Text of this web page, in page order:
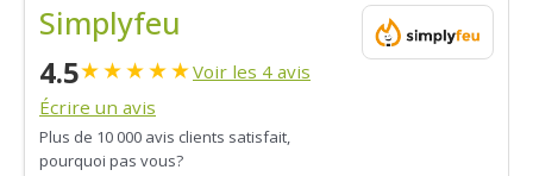
Simplyfeu
4.5★★★★★Voir les 4 avis
Écrire un avis
Plus de 10 000 avis clients satisfait,
pourquoi pas vous?